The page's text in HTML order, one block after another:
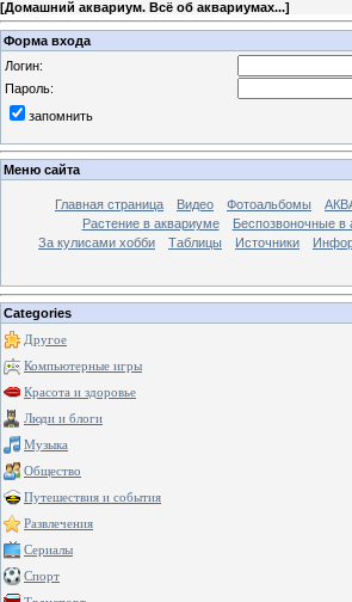
[Домашний аквариум. Всё об аквариумах...]
Форма входа
Логин:
Пароль:
запомнить
Меню сайта
Главная страница Видео Фотоальбомы
Растение в аквариуме
Беспозвоночные в
За кулисами хобби
Таблицы Источники
Categories
Другое
Компьютерные игры
Красота и здоровье
Люди и блоги
Музыка
Общество
Путешествия и события
Развлечения
Сериалы
Спорт